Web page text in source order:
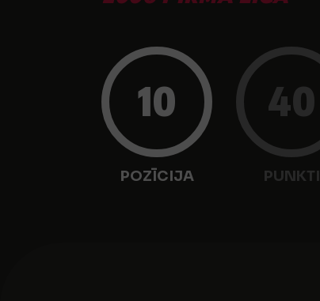
10
POZĪCIJA
40
PUNKTI